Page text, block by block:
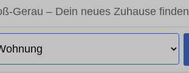
Gerau – Dein neues Zuhause finden